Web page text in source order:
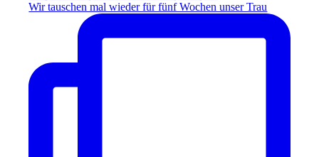
Wir tauschen mal wieder für fünf Wochen unser Trau